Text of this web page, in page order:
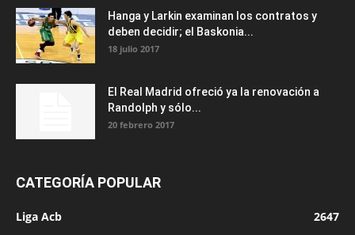
Hanga y Larkin examinan los contratos y
deben decidir; el Baskonia...
18 julio 2017
El Real Madrid ofreció ya la renovación a
Randolph y sólo...
20 febrero 2017
CATEGORÍA POPULAR
Liga Acb
2647